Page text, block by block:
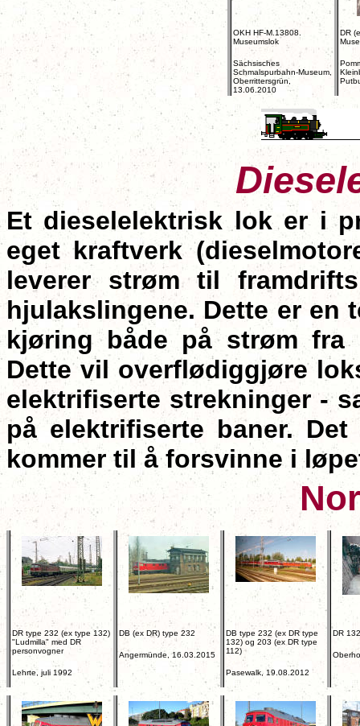
OKH HF-M.13808.
Museumslok
Sächsisches
Schmalspurbahn-Museum,
Oberrittersgrün,
13.06.2010
DR
Et dieselelektrisk lok er i
eget kraftverk
leverer strøm til
hjulakslingene. Dette er en
kjøring både på strøm fra
Dettevil overflødiggjøre
elektrifiserte strekninger -
på elektrifiserte baner.
kommer til å forsvinne i
DR type 232 (ex type 132)
"Ludmilla" med DR
personvogner
Lehrte, juli 1992
DB (ex DR) type 232
Angermünde, 16.03.2015
DB type 232 (ex DR type
132) og 203 (ex DR type
112)
Pasewalk, 19.08.2012
DR